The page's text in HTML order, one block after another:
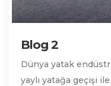
Blog 2
Dünya yatak
yaylı yatağa geçişi